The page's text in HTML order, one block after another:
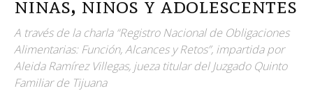
A través de la charla “Registro Nacional de Obligaciones
Alimentarias: Función, Alcances y Retos”, impartida por
Aleida Ramírez Villegas, jueza titular del Juzgado Quinto
Familiar de Tijuana